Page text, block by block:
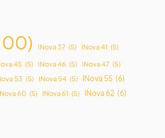
INova 37 (5) INova 41 (5)
45 (5) INova 46 (5) INova 47 (5)
53 (5) INova 54 (5) INova 55 (6)
60 (5) INova 61 (5) INova 62 (6)